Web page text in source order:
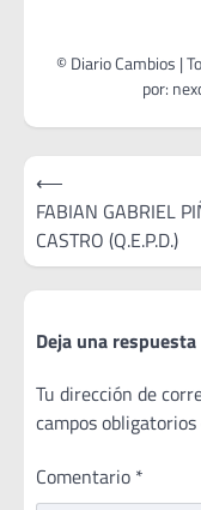
Navegación
de
entradas
⟵
FABIAN GABRIEL
CASTRO (Q.E.P.D.)
Deja una respuesta
Tu dirección de
campos
Comentario *